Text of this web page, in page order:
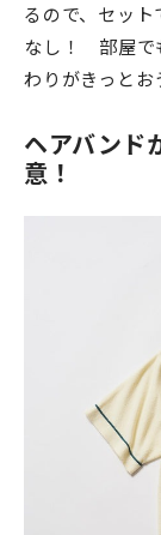
るので、セッ
なし！ 部屋で
わりがきっとお
ヘアバンド
意！